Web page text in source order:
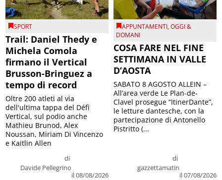
SPORT
Trail: Daniel Thedy e
Michela Comola
firmano il Vertical
Brusson-Bringuez a
tempo di record
di
Davide Pellegrino
il 08/08/2026
Oltre 200 atleti al via
dell'ultima tappa del Défì
Vertical, sul podio anche
Mathieu Brunod, Alex
Noussan, Miriam Di Vincenzo
e Kaitlin Allen
APPUNTAMENTI,OGGI &
DOMANI
COSA FARE NEL FINE
SETTIMANA IN VALLE
D’AOSTA
di
gazzettamatin
il 07/08/2026
SABATO 8 AGOSTO ALLEIN –
All’area verde Le Plan-de-
Clavel prosegue “ItinerDante”,
le letture dantesche, con la
partecipazione di Antonello
Pistritto (...